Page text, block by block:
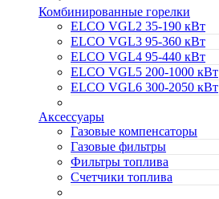
Комбинированные горелки
ELCO VGL2 35-190 кВт
ELCO VGL3 95-360 кВт
ELCO VGL4 95-440 кВт
ELCO VGL5 200-1000 кВт
ELCO VGL6 300-2050 кВт
Аксессуары
Газовые компенсаторы
Газовые фильтры
Фильтры топлива
Счетчики топлива